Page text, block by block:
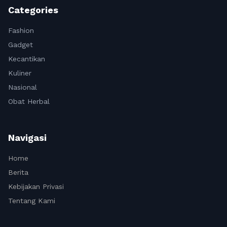
Categories
Fashion
Gadget
Kecantikan
Kuliner
Nasional
Obat Herbal
Navigasi
Home
Berita
Kebijakan Privasi
Tentang Kami